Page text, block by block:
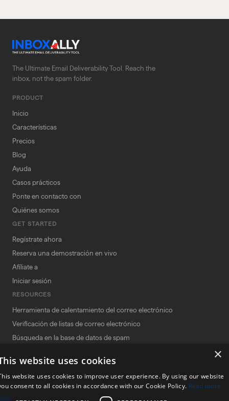
The Ultimate Email Deliverability Tool. Reach the
inbox, not the spam folder.
PRODUCT
Inicio
Características
Precios
Blog
Ayuda
Casos prácticos
Ponte en contacto con
Quiénes somos
GET STARTED
Regístrate ahora
Reserva una demostración en vivo
Afíliate a
Iniciar sesión
RESOURCES
Herramienta de calentamiento del correo electrónico
Verificación de listas de correo electrónico
Búsqueda en la base de datos de spam
Verificador de palabras spam
Términos y condiciones
×
website uses cookies
website uses cookies to improve user experience. By using our website
consent to all cookies in accordance with our Cookie Policy. Read more